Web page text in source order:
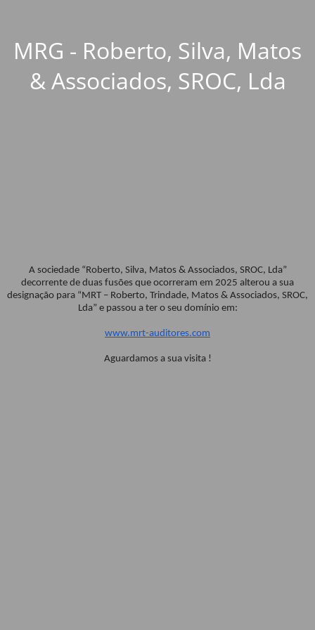
MRG - Roberto, Silva, Matos
& Associados, SROC, Lda
A sociedade “Roberto, Silva, Matos & Associados, SROC, Lda”
decorrente de duas fusões que ocorreram em 2025 alterou a sua
designação para “MRT – Roberto, Trindade, Matos & Associados, SROC,
Lda” e passou a ter o seu domínio em:
www.mrt-auditores.com
Aguardamos a sua visita !